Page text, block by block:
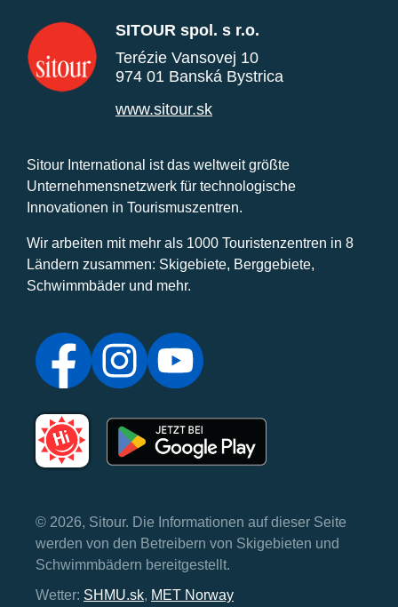
SITOUR spol. s r.o.
Terézie Vansovej 10
974 01 Banská Bystrica
www.sitour.sk
Sitour International ist das weltweit größte
Unternehmensnetzwerk für technologische
Innovationen in Tourismuszentren.
Wir arbeiten mit mehr als 1000 Touristenzentren in 8
Ländern zusammen: Skigebiete, Berggebiete,
Schwimmbäder und mehr.
© 2026, Sitour. Die Informationen auf dieser Seite
werden von den Betreibern von Skigebieten und
Schwimmbädern bereitgestellt.
Wetter: SHMU.sk, MET Norway